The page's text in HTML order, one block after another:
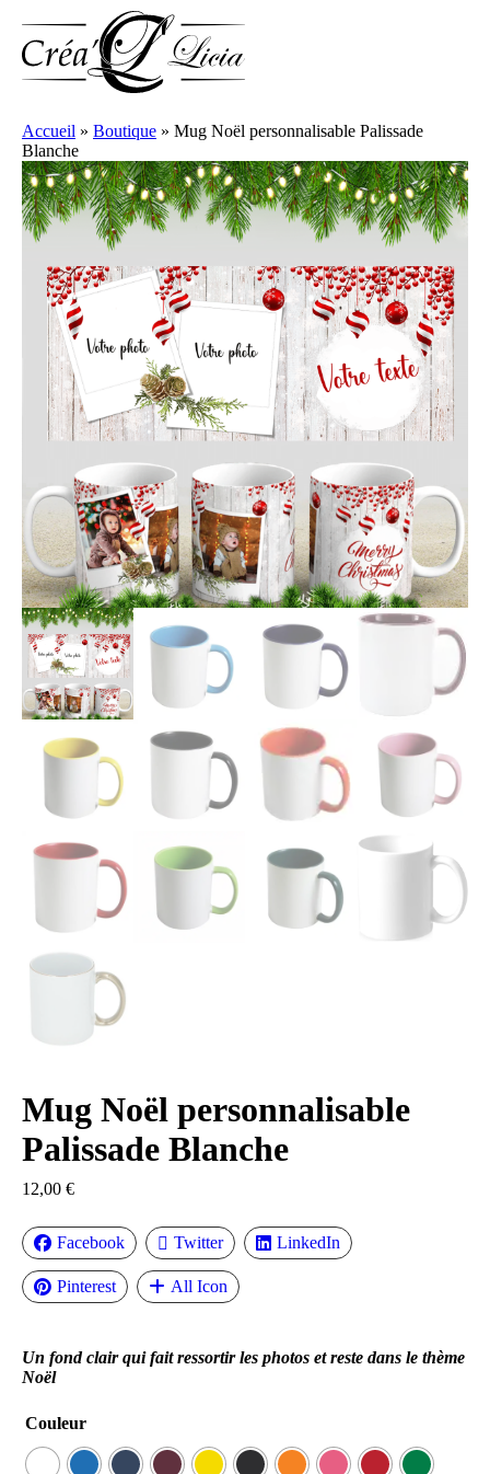
Accueil » Boutique » Mug Noël personnalisable Palissade
Blanche
Mug Noël personnalisable
Palissade Blanche
12,00 €
Facebook Twitter LinkedIn
Pinterest All Icon
Un fond clair qui fait ressortir les photos et reste dans le thème
Noël
Couleur